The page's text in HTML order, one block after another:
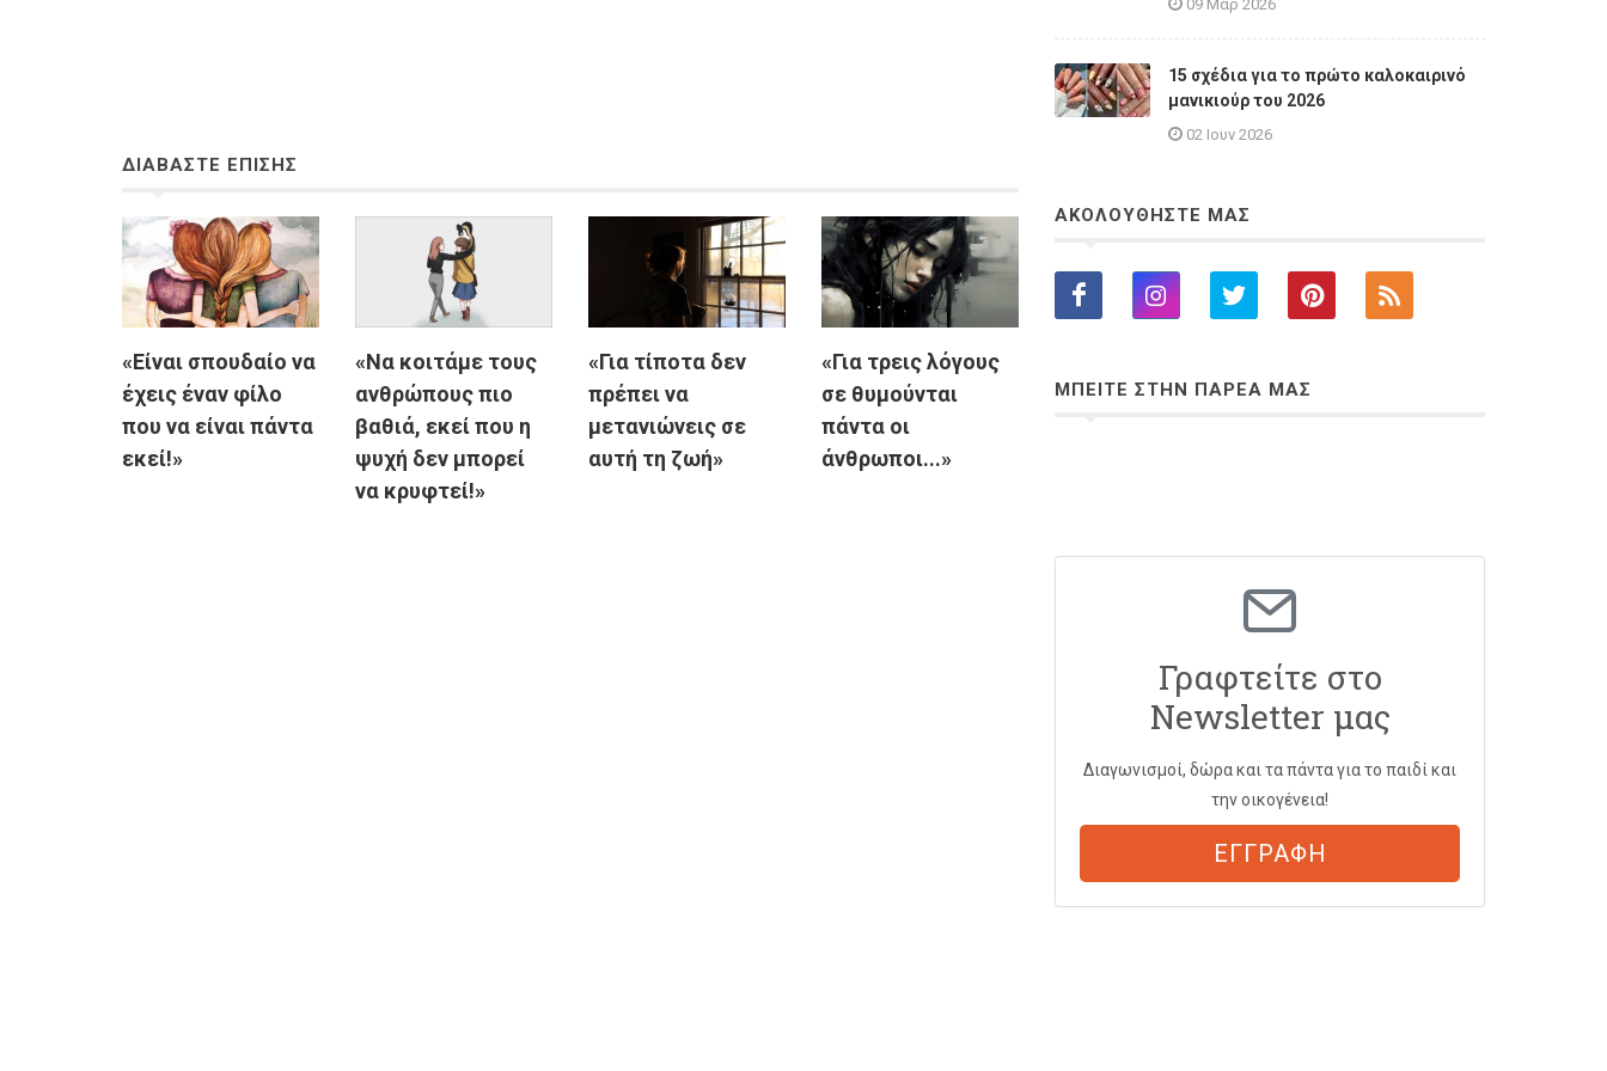
ΔΙΑΒΑΣΤΕ ΕΠΙΣΗΣ
«Είναι σπουδαίο να
έχεις έναν φίλο
που να είναι πάντα
εκεί!»
«Να κοιτάμε τους
ανθρώπους πιο
βαθιά, εκεί που η
ψυχή δεν μπορεί
να κρυφτεί!»
«Για τίποτα δεν
πρέπει να
μετανιώνεις σε
αυτή τη ζωή»
«Για τρεις λόγους
σε θυμούνται
πάντα οι
άνθρωποι...»
09 Μαρ 2026
15 σχέδια για το πρώτο καλοκαιρινό
μανικιούρ του 2026
02 Ιουν 2026
ΑΚΟΛΟΥΘΗΣΤΕ ΜΑΣ
ΜΠΕΙΤΕ ΣΤΗΝ ΠΑΡΕΑ ΜΑΣ
Γραφτείτε στο
Newsletter μας
Διαγωνισμοί, δώρα και τα πάντα για το παιδί και
την οικογένεια!
ΕΓΓΡΑΦΗ